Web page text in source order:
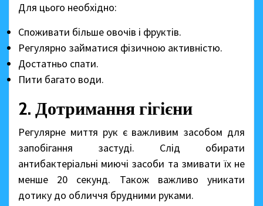
Для цього необхідно:
Споживати більше овочів і фруктів.
Регулярно займатися фізичною активністю.
Достатньо спати.
Пити багато води.
2. Дотримання гігієни
Регулярне миття рук є важливим засобом для
запобігання застуді. Слід обирати
антибактеріальні миючі засоби та змивати їх не
менше 20 секунд. Також важливо уникати
дотику до обличчя брудними руками.